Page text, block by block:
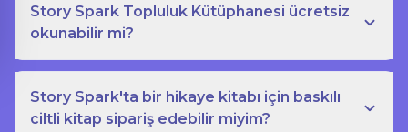
Story Spark Topluluk Kütüphanesi ücretsiz
okunabilir mi?
Story Spark'ta bir hikaye kitabı için baskılı
ciltli kitap sipariş edebilir miyim?